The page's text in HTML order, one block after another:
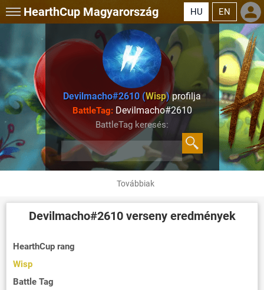
HearthCup Magyarország HU EN
Devilmacho#2610 (Wisp)profilja
BattleTag:Devilmacho#2610
BattleTag keresés:
Továbbiak
Devilmacho#2610verseny eredmények
HearthCup rang
Wisp
Battle Tag